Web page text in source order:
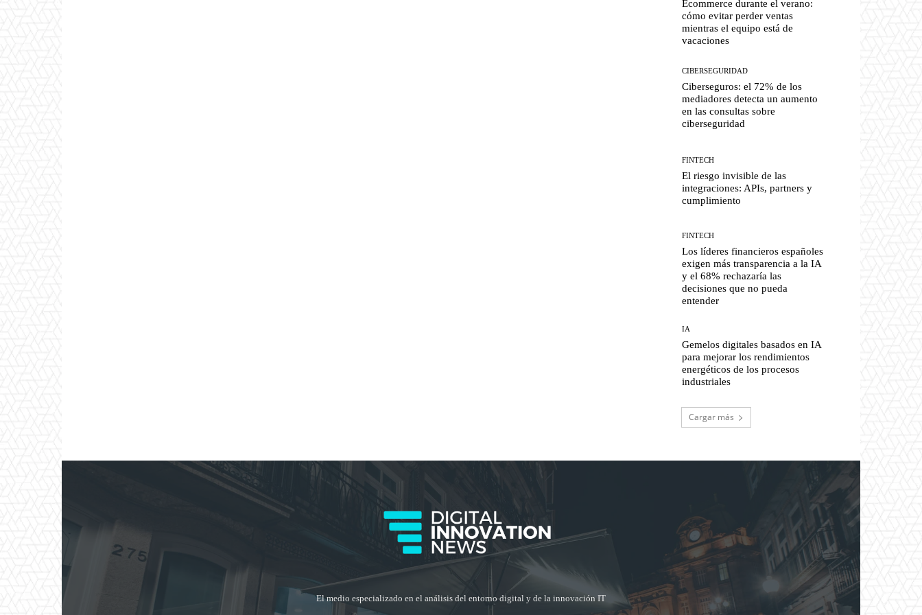
Ecommerce durante el verano:
cómo evitar perder ventas
mientras el equipo está de
vacaciones
CIBERSEGURIDAD
Ciberseguros: el 72% de los
mediadores detecta un aumento
en las consultas sobre
ciberseguridad
FINTECH
El riesgo invisible de las
integraciones: APIs, partners y
cumplimiento
FINTECH
Los líderes financieros españoles
exigen más transparencia a la IA
y el 68% rechazaría las
decisiones que no pueda
entender
IA
Gemelos digitales basados en IA
para mejorar los rendimientos
energéticos de los procesos
industriales
Cargar más
El medio especializado en el análisis del entorno digital y de la innovación IT